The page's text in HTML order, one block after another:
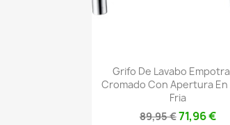
 Vista rápida
Grifo De Lavabo
Cromado Con Apertura En
Fria
89,95 €71,96 €